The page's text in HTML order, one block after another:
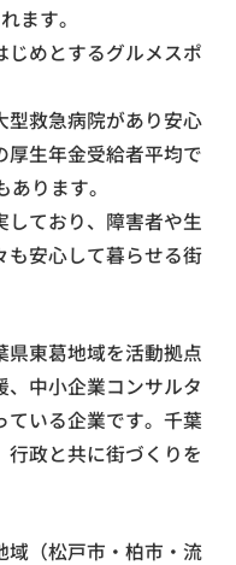
ます。
めとするグルメスポ
型救急病院があり安心
厚生年金受給者平均で
ります。
しており、障害者や生
も安心して暮らせる街
県東葛地域を活動拠点
中小企業コンサルタ
ている企業です。千葉
政と共に街づくりを
域（松戸市・柏市・流